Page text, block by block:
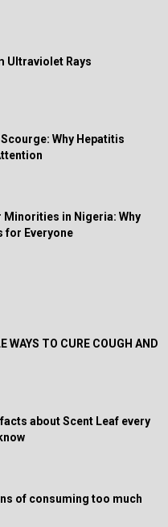
Ultraviolet Rays
Why Hepatitis
Minorities in Nigeria: Why
for Everyone
WAYS TO CURE COUGH AND
about Scent Leaf every
of consuming too much